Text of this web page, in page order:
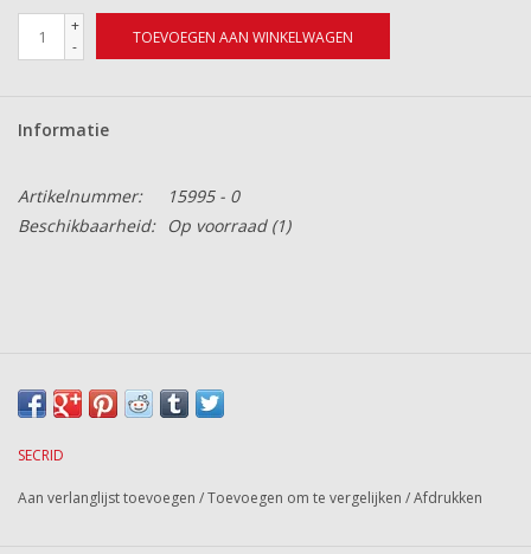
+
-
TOEVOEGEN AAN WINKELWAGEN
Informatie
Artikelnummer:
15995 - 0
Beschikbaarheid:
Op voorraad(1)
SECRID
Aan verlanglijst toevoegen /Toevoegen om te vergelijken /Afdrukken